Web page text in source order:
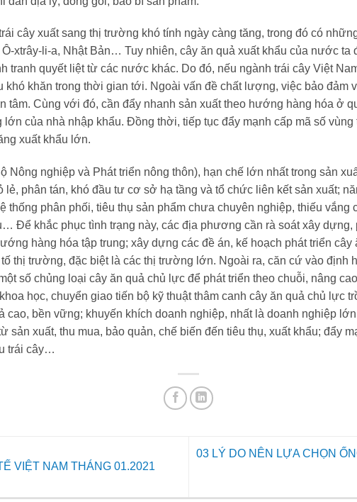
cây xuất sang thị trường khó tính ngày càng tăng, trong đó có
xtrây-li-a, Nhật Bản… Tuy nhiên, cây ăn quả xuất khẩu của nước ta
tranh quyết liệt từ các nước khác. Do đó, nếu ngành trái cây Việt
khó khăn trong thời gian tới. Ngoài vấn đề chất lượng, việc bảo đảm
tâm. Cùng với đó, cần đẩy nhanh sản xuất theo hướng hàng hóa ở
của nhà nhập khẩu. Đồng thời, tiếp tục đẩy mạnh cấp mã số vùng
xuất khẩu lớn.
Nông nghiệp và Phát triển nông thôn), hạn chế lớn nhất trong sản
lẻ, phân tán, khó đầu tư cơ sở hạ tầng và tổ chức liên kết sản xuất;
thống phân phối, tiêu thụ sản phẩm chưa chuyên nghiệp, thiếu vắng
Để khắc phục tình trạng này, các địa phương cần rà soát xây dựng,
hàng hóa tập trung; xây dựng các đề án, kế hoạch phát triển cây
thị trường, đặc biệt là các thị trường lớn. Ngoài ra, căn cứ vào định
số chủng loại cây ăn quả chủ lực để phát triển theo chuỗi, nâng
học, chuyển giao tiến bộ kỹ thuật thâm canh cây ăn quả chủ lực
cao, bền vững; khuyến khích doanh nghiệp, nhất là doanh nghiệp
sản xuất, thu mua, bảo quản, chế biến đến tiêu thụ, xuất khẩu; đẩy
trái cây…
VIỆT NAM THÁNG 01.2021
03 LÝ DO NÊN LỰA CHỌN